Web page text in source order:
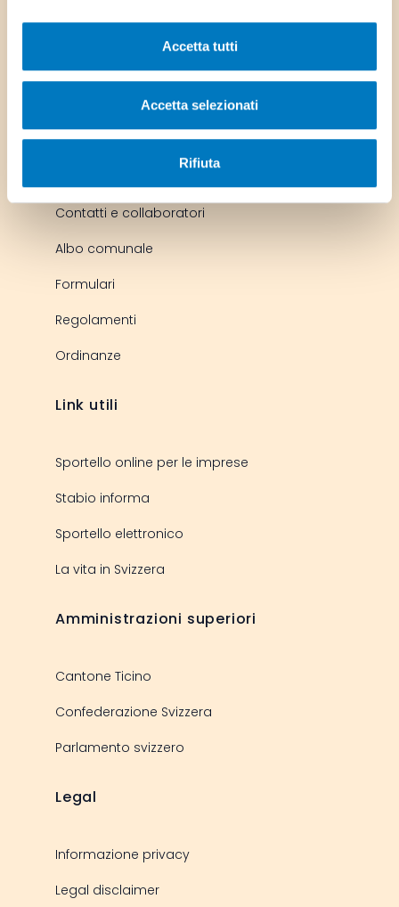
Accetta tutti
Accetta selezionati
Rifiuta
Contatti e collaboratori
Albo comunale
Formulari
Regolamenti
Ordinanze
Link utili
Sportello online per le imprese
Stabio informa
Sportello elettronico
La vita in Svizzera
Amministrazioni superiori
Cantone Ticino
Confederazione Svizzera
Parlamento svizzero
Legal
Informazione privacy
Legal disclaimer